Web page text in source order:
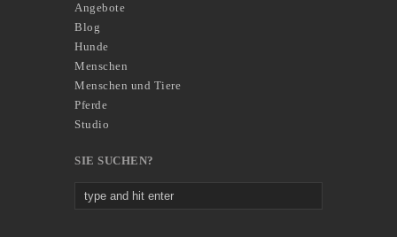
Angebote
Blog
Hunde
Menschen
Menschen und Tiere
Pferde
Studio
SIE SUCHEN?